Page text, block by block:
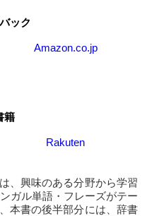
ック
Amazon.co.jp
籍
Rakuten
、興味のある分野から学習
ガル単語・フレーズがテー
本書の後半部分には、辞書